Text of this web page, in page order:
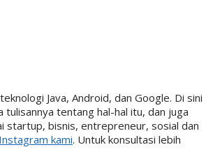
Java, Android, dan Google. Di sini
tulisannya tentang hal-hal itu, dan juga
startup, bisnis, entrepreneur, sosial dan
Instagram kami. Untuk konsultasi lebih